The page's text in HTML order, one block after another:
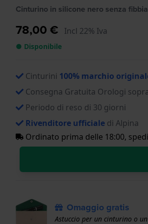
Cinturino in silicone nero senza fibbia
78,00 € Incl 22% Iva
● Disponibile
Cinturini 100% marchio
Consegna Gratuita Orologi
Periodo di reso di 30 giorni
Rivenditore ufficiale di Alpina
Ordinato prima delle 18:00,
Omaggio gratis
Astuccio per un cinturino o